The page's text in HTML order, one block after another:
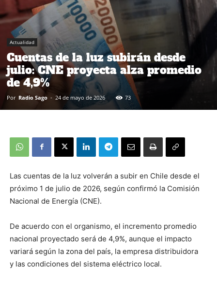
Actualidad
Cuentas de la luz subirán desde
julio: CNE proyecta alza promedio
de 4,9%
Por Radio Sago - 24 de mayo de 2026 73
Las cuentas de la luz volverán a subir en Chile desde el
próximo 1 de julio de 2026, según confirmó la Comisión
Nacional de Energía (CNE).
De acuerdo con el organismo, el incremento promedio
nacional proyectado será de 4,9%, aunque el impacto
variará según la zona del país, la empresa distribuidora
y las condiciones del sistema eléctrico local.